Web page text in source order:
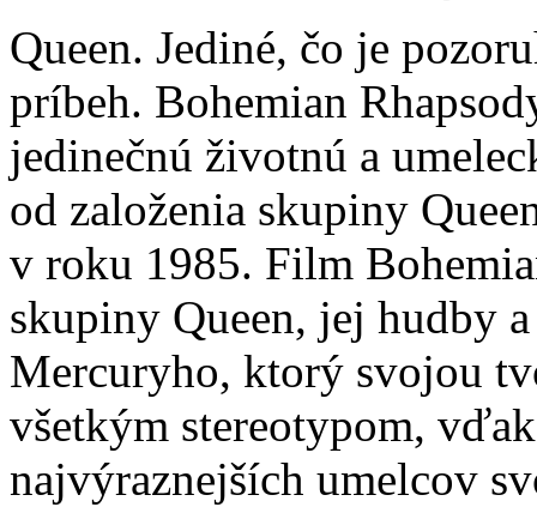
Queen. Jediné, čo je
príbeh. Bohemian
jedinečnú životnú a
od založenia skupiny
v roku 1985. Film
skupiny Queen, jej hudby
Mercuryho, ktorý svojou
všetkým stereotypom,
najvýraznejších umelcov